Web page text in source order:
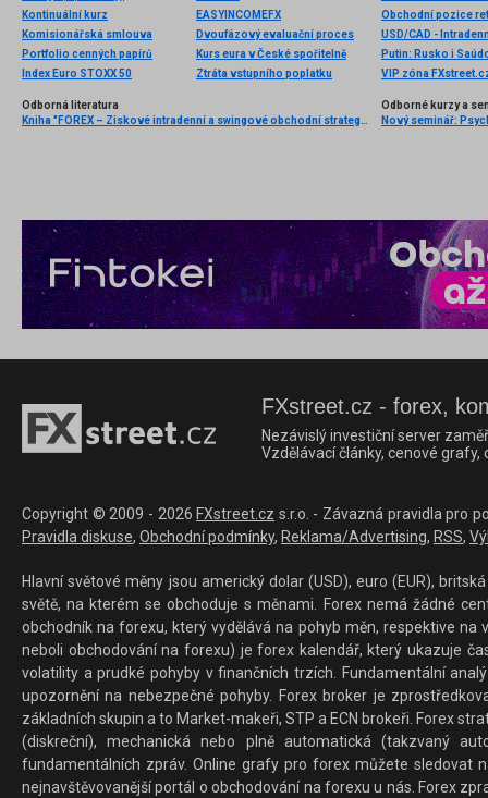
Kontinuální kurz
Komisionářská smlouva
Portfolio cenných papírů
Index Euro STOXX 50
EASYINCOMEFX
Dvoufázový evaluační proces
Kurs eura v České spořitelně
Ztráta vstupního poplatku
Obchodní pozice
USD/CAD -
Putin: Rusko i
Odborná literatura
Kniha "FOREX – Ziskové intradenní a swingové obchodní strategie" od Kathy Lien vychází v češtině!
Odborné kurzy a
FXstreet.cz - forex,
Nezávislý investiční server
Vzdělávací články, cenové
Copyright © 2009 - 2026 FXstreet.cz s.r.o. - Závazná pravidla pro
Pravidla diskuse, Obchodní podmínky, Reklama/Advertising, RSS,
Hlavní světové měny jsou americký dolar (USD), euro (EUR),
světě, na kterém se obchoduje s měnami. Forex nemá žádné
obchodník na forexu, který vydělává na pohyb měn, respektive
neboli obchodování na forexu) je forex kalendář, který ukazuje
volatility a prudké pohyby v finančních trzích. Fundamentální
upozornění na nebezpečné pohyby. Forex broker je
základních skupin a to Market-makeři, STP a ECN brokeři. Forex
(diskreční), mechanická nebo plně automatická (takzvaný
fundamentálních zpráv. Online grafy pro forex můžete sledovat
nejnavštěvovanější portál o obchodování na forexu u nás. Forex